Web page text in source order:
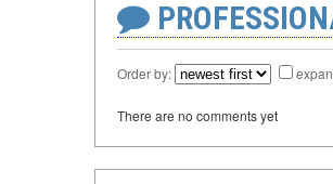
Order by:
There are no comments yet